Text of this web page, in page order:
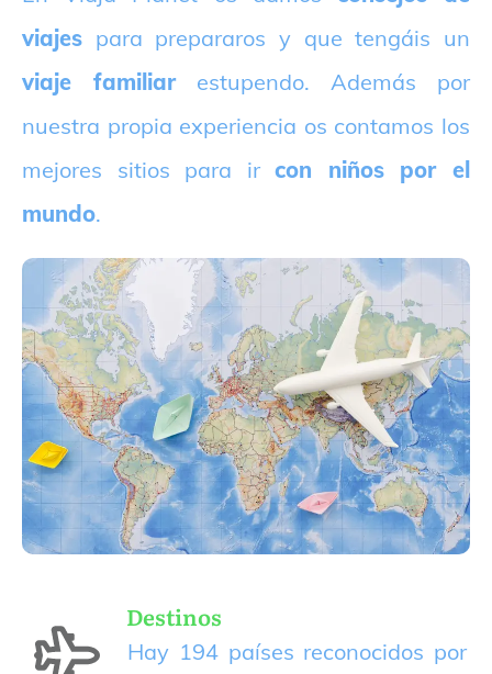
viajes para prepararos y que tengáis un
viaje familiarestupendo. Además por
nuestra propia experiencia os contamos los
mejores sitios para ircon niños por el
mundo.
Destinos
Hay 194 países reconocidos por